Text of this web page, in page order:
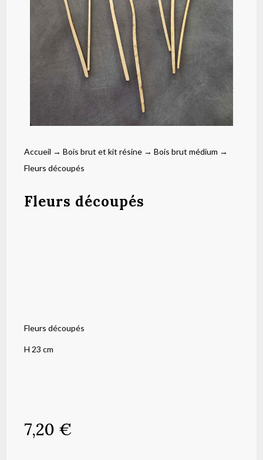
Accueil →Bois brut et kit résine →Bois brut médium →
Fleurs découpés
Fleurs découpés
Fleurs découpés
H 23 cm
7,20 €